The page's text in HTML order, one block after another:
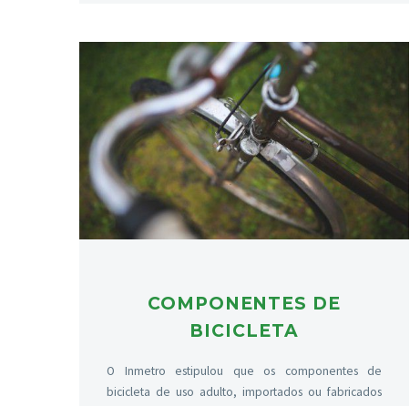
COMPONENTES DE
BICICLETA
O Inmetro estipulou que os componentes de
bicicleta de uso adulto, importados ou fabricados